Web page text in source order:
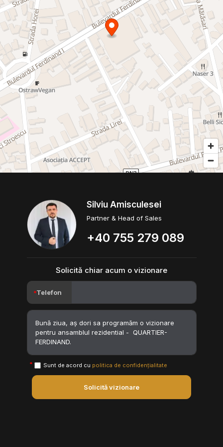
Silviu Amisculesei
Partner & Head of Sales
+40 755 279 089
Solicită chiar acum o vizionare
Telefon
Sunt de acord cu politica de confidențialitate
Solicită vizionare